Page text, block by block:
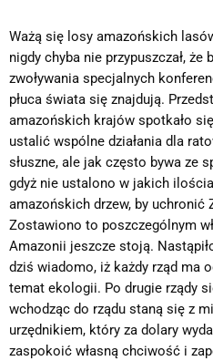
Ważą się losy amazońskich
nigdy chyba nie przypuszczał,
zwoływania specjalnych
płuca świata się znajdują.
amazońskich krajów spotkało
ustalić wspólne działania dla
słuszne, ale jak często bywa ze
gdyż nie ustalono w jakich
amazońskich drzew, by
Zostawiono to poszczególnym
Amazonii jeszcze stoją.
dziś wiadomo, iż każdy rząd ma
temat ekologii. Po drugie rządy
wchodząc do rządu staną się z
urzędnikiem, który za dolary
zaspokoić własną chciwość i